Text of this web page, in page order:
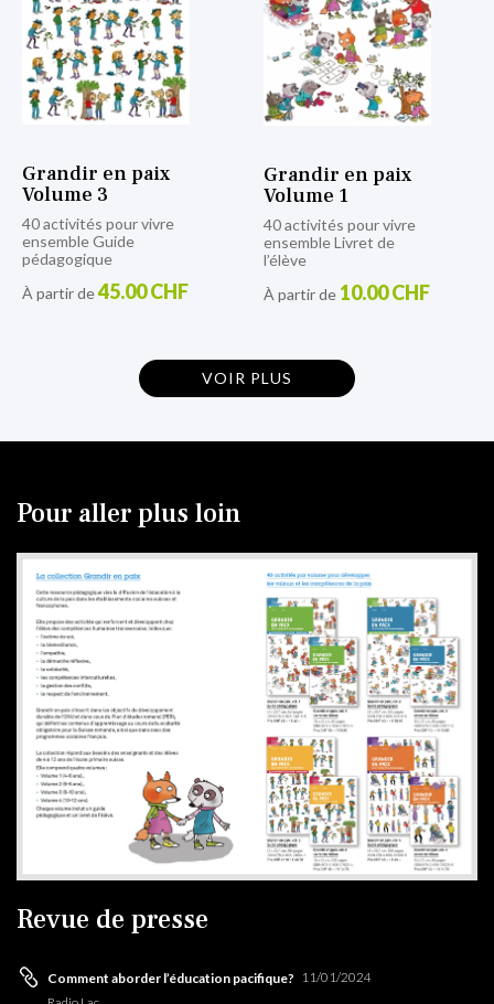
Grandir en paix
Volume 3
40 activités pour vivre
ensemble Guide
pédagogique
À partir de45.00 CHF
Grandir en paix
Volume 1
40 activités pour vivre
ensemble Livret de
l’élève
À partir de 10.00 CHF
VOIR PLUS
Pour aller plus loin
Revue de presse
Comment aborder l’éducation pacifique? 11/01/2024